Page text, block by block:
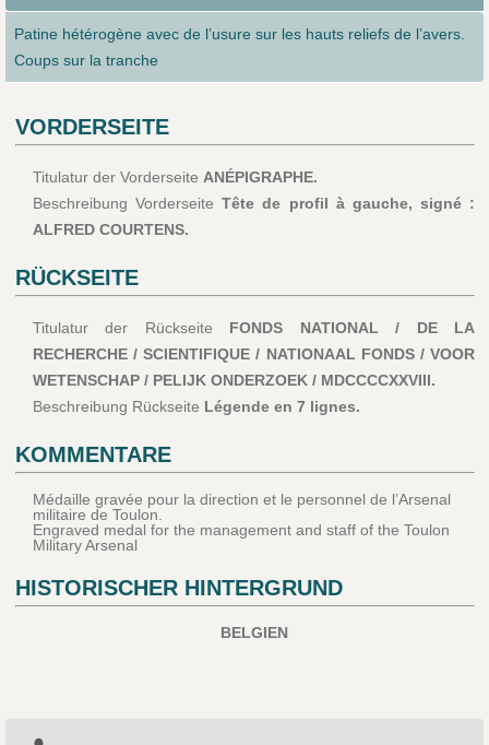
Patine hétérogène avec de l’usure sur les hauts reliefs de l’avers.
Coups sur la tranche
VORDERSEITE
Titulatur der Vorderseite ANÉPIGRAPHE.
Beschreibung VorderseiteTête de profil à gauche, signé :
ALFRED COURTENS.
RÜCKSEITE
Titulatur der Rückseite FONDS NATIONAL / DE LA
RECHERCHE / SCIENTIFIQUE / NATIONAAL FONDS / VOOR
WETENSCHAP / PELIJK ONDERZOEK / MDCCCCXXVIII.
Beschreibung Rückseite Légende en 7 lignes.
KOMMENTARE
Médaille gravée pour la direction et le personnel de l’Arsenal
militaire de Toulon.
Engraved medal for the management and staff of the Toulon
Military Arsenal
HISTORISCHER HINTERGRUND
BELGIEN